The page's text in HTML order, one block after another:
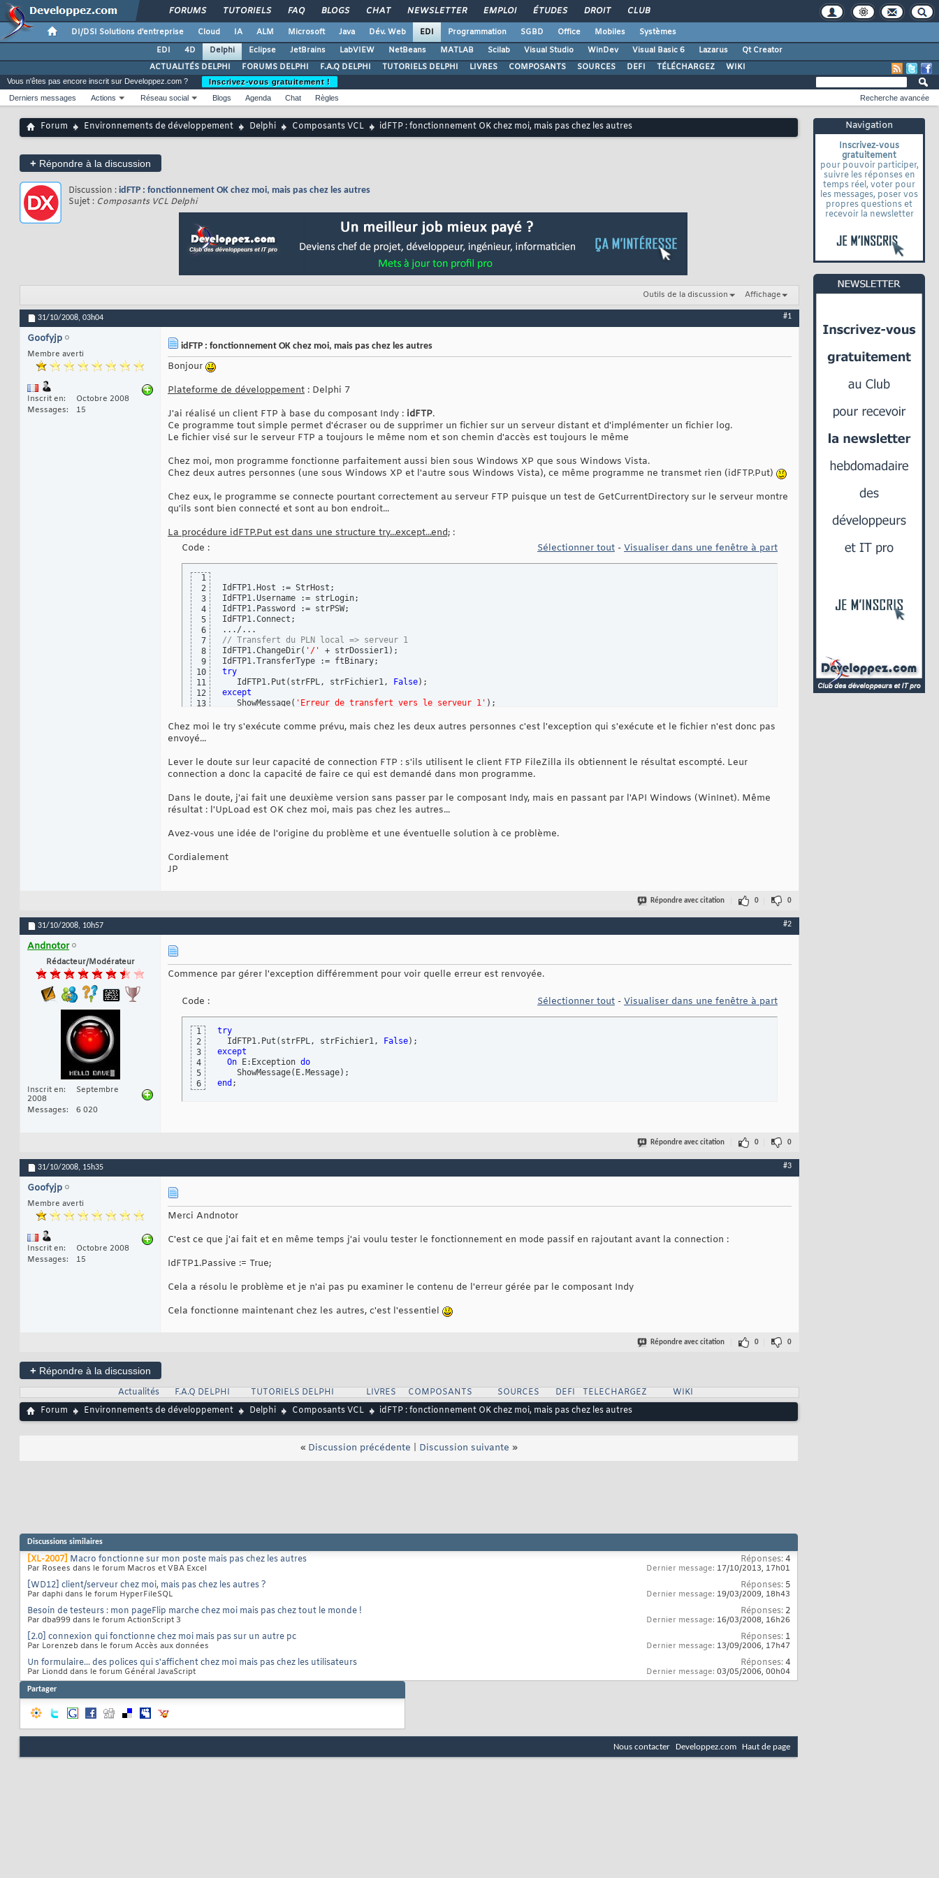
FORUMS TUTORIELS FAQ BLOGS CHAT NEWSLETTER EMPLOI ÉTUDES DROIT CLUB
DI/DSI Solutions d'entreprise Cloud IA ALM Microsoft Java Dév. Web EDI Programmation SGBD Office Mobiles
Systèmes
EDI
4D Delphi Eclipse JetBrains LabVIEW NetBeans MATLAB Scilab Visual Studio WinDev Visual Basic 6 Lazarus
Qt Creator
ACTUALITÉS DELPHI
FORUMS DELPHI F.A.Q DELPHI TUTORIELS DELPHI LIVRES COMPOSANTS SOURCES DEFI TÉLÉCHARGEZ WIKI
Navigation
Inscrivez-vous
gratuitement
pour pouvoir participer,
suivre les réponses en
temps réel, voter pour
les messages, poser vos
propres questions et
recevoir la newsletter
Vous n'êtes pas encore inscrit sur Developpez.com ?
Inscrivez-vous gratuitement !
Derniers messages
Actions Réseau social Blogs Agenda Chat Règles Recherche avancée
Forum Environnements de développement Delphi Composants VCL idFTP : fonctionnement OK chez moi, mais pas chez les autres
+ Répondre à la discussion
Discussion : idFTP : fonctionnement OK chez moi, mais pas chez les autres
Sujet : Composants VCL Delphi
Outils de la discussion Affichage
31/10/2008, 03h04 #1
Goofyjp
Membre averti
Inscrit en
Octobre 2008
Messages
15
idFTP : fonctionnement OK chez moi, mais pas chez les autres
Bonjour
Plateforme de développement : Delphi 7
J'ai réalisé un client FTP à base du composant Indy : idFTP.
Ce programme tout simple permet d'écraser ou de supprimer un fichier sur un serveur distant et d'implémenter un fichier log.
Le fichier visé sur le serveur FTP a toujours le même nom et son chemin d'accès est toujours le même
Chez moi, mon programme fonctionne parfaitement aussi bien sous Windows XP que sous Windows Vista.
Chez deux autres personnes (une sous Windows XP et l'autre sous Windows Vista), ce même programme ne transmet rien (idFTP.Put)
Chez eux, le programme se connecte pourtant correctement au serveur FTP puisque un test de GetCurrentDirectory sur le serveur montre
qu'ils sont bien connecté et sont au bon endroit...
La procédure idFTP.Put est dans une structure try...except...end; :
Code :
Sélectionner tout - Visualiser dans une fenêtre à part
1
2
3
4
5
6
7
8
9
10
11
12
13
IdFTP1.Host := StrHost;
IdFTP1.Username := strLogin;
IdFTP1.Password := strPSW;
IdFTP1.Connect;
// Transfert du PLN local => serveur 1
IdFTP1.ChangeDir( '/' + strDossier1) ;
try
   IdFTP1.Put
( strFPL, strFichier1, False)
except
   ShowMessage
( 'Erreur de transfert vers le serveur 1' )
Chez moi le try s'exécute comme prévu, mais chez les deux autres personnes c'est l'exception qui s'exécute et le fichier n'est donc pas
envoyé...
Lever le doute sur leur capacité de connection FTP : s'ils utilisent le client FTP FileZilla ils obtiennent le résultat escompté. Leur
connection a donc la capacité de faire ce qui est demandé dans mon programme.
Dans le doute, j'ai fait une deuxième version sans passer par le composant Indy, mais en passant par l'API Windows (WinInet). Même
résultat : l'UpLoad est OK chez moi, mais pas chez les autres...
Avez-vous une idée de l'origine du problème et une éventuelle solution à ce problème.
Cordialement
JP
Répondre avec citation 0 0
31/10/2008, 10h57 #2
Andnotor
Rédacteur/Modérateur
Inscrit en
Septembre
2008
Messages
6 020
Commence par gérer l'exception différemment pour voir quelle erreur est renvoyée.
Code : Sélectionner tout - Visualiser dans une fenêtre à part
1
2
3
4
5
6
try
  IdFTP1.Put
( strFPL, strFichier1, False)
except
On E:Exception do
    ShowMessage
( E.Message)
end ;
Répondre avec citation 0 0
31/10/2008, 15h35 #3
Goofyjp
Membre averti
Inscrit en
Octobre 2008
Messages
15
Merci Andnotor
C'est ce que j'ai fait et en même temps j'ai voulu tester le fonctionnement en mode passif en rajoutant avant la connection :
IdFTP1.Passive := True;
Cela a résolu le problème et je n'ai pas pu examiner le contenu de l'erreur gérée par le composant Indy
Cela fonctionne maintenant chez les autres, c'est l'essentiel
Répondre avec citation 0 0
+ Répondre à la discussion
Actualités
F.A.Q DELPHI TUTORIELS DELPHI LIVRES COMPOSANTS SOURCES DEFI TELECHARGEZ
WIKI
Forum
Environnements de développement Delphi Composants VCL idFTP : fonctionnement OK chez moi, mais pas chez les autres
« Discussion précédente Discussion suivante »
Discussions similaires
[XL-2007] Macro fonctionne sur mon poste mais pas chez les autres
Par Rosees dans le forum Macros et VBA Excel
Réponses:4
Dernier message: 17/10/2013, 17h01
[WD12] client/serveur chez moi, mais pas chez les autres ?
Par daphi dans le forum HyperFileSQL
Réponses: 5
Dernier message: 19/03/2009, 18h43
Besoin de testeurs : mon pageFlip marche chez moi mais pas chez tout le monde !
Par dba999 dans le forum ActionScript 3
Réponses: 2
Dernier message: 16/03/2008, 16h26
[2.0] connexion qui fonctionne chez moi mais pas sur un autre pc
Par Lorenzeb dans le forum Accès aux données
Réponses: 1
Dernier message: 13/09/2006, 17h47
Un formulaire... des polices qui s'affichent chez moi mais pas chez les utilisateurs
Par Liondd dans le forum Général JavaScript
Réponses:4
Dernier message: 03/05/2006, 00h04
Partager
Nous contacter Developpez.com Haut de page